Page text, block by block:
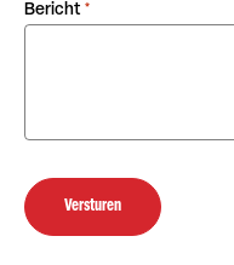
Bericht *
Versturen